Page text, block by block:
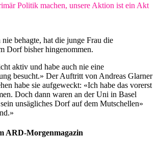
Politik machen, unsere Aktion ist ein Akt
behagte, hat die junge Frau die
Dorf bisher hingenommen.
aktiv und habe auch nie eine
besucht.» Der Auftritt von Andreas Glarner
habe sie aufgeweckt: «Ich habe das vorerst
Doch dann waren an der Uni in Basel
unsägliches Dorf auf dem Mutschellen»
ARD-Morgenmagazin